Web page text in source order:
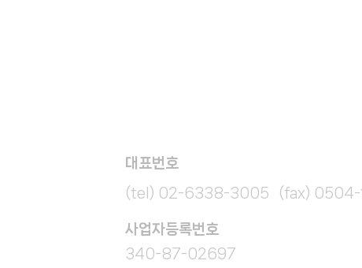
대표번호
(tel) 02-6338-3005 (fax) 0504-
​사업자등록번호
340-87-02697